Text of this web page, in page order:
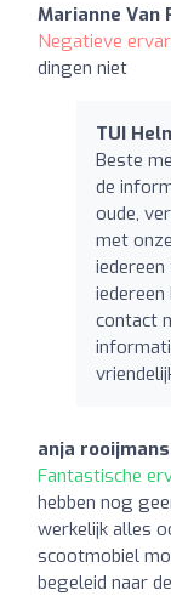
Marianne Van
Negatieve
dingen niet
TUI
Beste
de
oude,
met
contact
anja rooijmans
Fantastische
hebben nog
werkelijk alles
scootmobiel
begeleid naar